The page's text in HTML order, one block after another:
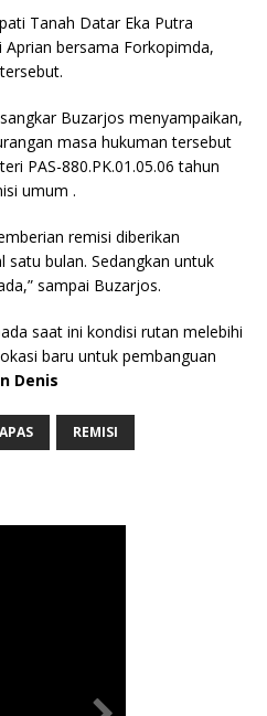
Tanah Datar Eka Putra
Aprian bersama Forkopimda,
Buzarjos menyampaikan,
masa hukuman tersebut
PAS-880.PK.01.05.06 tahun
umum .
remisi diberikan
bulan. Sedangkan untuk
sampai Buzarjos.
saat ini kondisi rutan melebihi
baru untuk pembanguan
Denis
REMISI